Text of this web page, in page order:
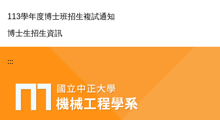
113學年度博士班招生複試通知
博士生招生資訊
:::